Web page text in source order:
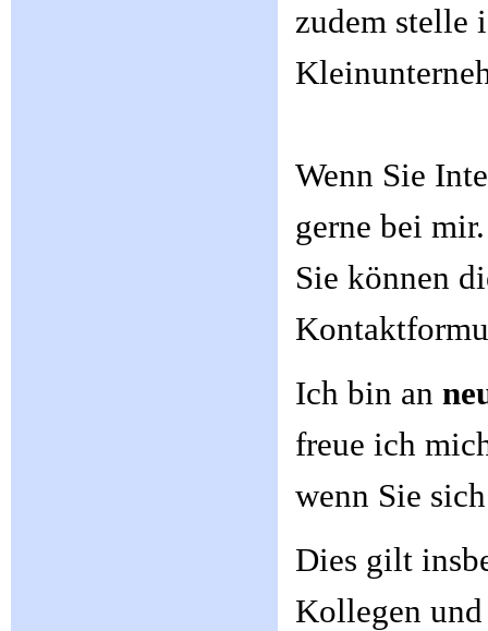
zudem stelle
Wenn Sie
gerne bei mir.
Sie können
Ich bin an
freue ich
wenn Sie
Dies gilt
Kollegen